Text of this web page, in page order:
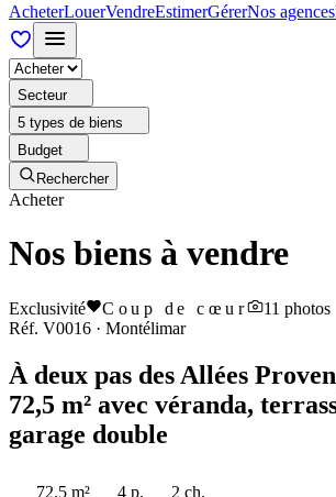
AcheterLouerVendreEstimerGérerNos agences
Secteur
5 types de biens
Budget
Rechercher
Acheter
Nos biens à vendre
Exclusivité Coup de cœur 11 photos
Réf. V0016 · Montélimar
À deux pas des Allées
72,5 m² avec véranda,
garage double
72.5 m² 4 p.
2 ch.